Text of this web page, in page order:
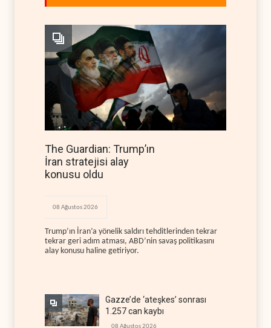
The Guardian: Trump’ın
İran stratejisi alay
konusu oldu
08 Ağustos 2026
Trump’ın İran’a yönelik saldırı tehditlerinden tekrar
tekrar geri adım atması, ABD’nin savaş politikasını
alay konusu haline getiriyor.
Gazze’de ‘ateşkes’ sonrası
1.257 can kaybı
08 Ağustos 2026